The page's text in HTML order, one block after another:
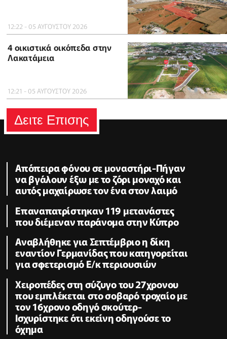
12:22 - 05 ΑΥΓΟΥΣΤΟΥ 2026
4 οικιστικά οικόπεδα στην
Λακατάμεια
12:21 - 05 ΑΥΓΟΥΣΤΟΥ 2026
Δειτε Επισης
Απόπειρα φόνου σε μοναστήρι-Πήγαν
να βγάλουν έξω με το ζόρι μοναχό και
αυτός μαχαίρωσε τον ένα στον λαιμό
Επαναπατρίστηκαν 119 μετανάστες
που διέμεναν παράνομα στην Κύπρο
Αναβλήθηκε για Σεπτέμβριο η δίκη
εναντίον Γερμανίδας που κατηγορείται
για σφετερισμό Ε/κ περιουσιών
Χειροπέδες στη σύζυγο του 27χρονου
που εμπλέκεται στο σοβαρό τροχαίο με
τον 16χρονο οδηγό σκούτερ-
Ισχυρίστηκε ότι εκείνη οδηγούσε το
όχημα